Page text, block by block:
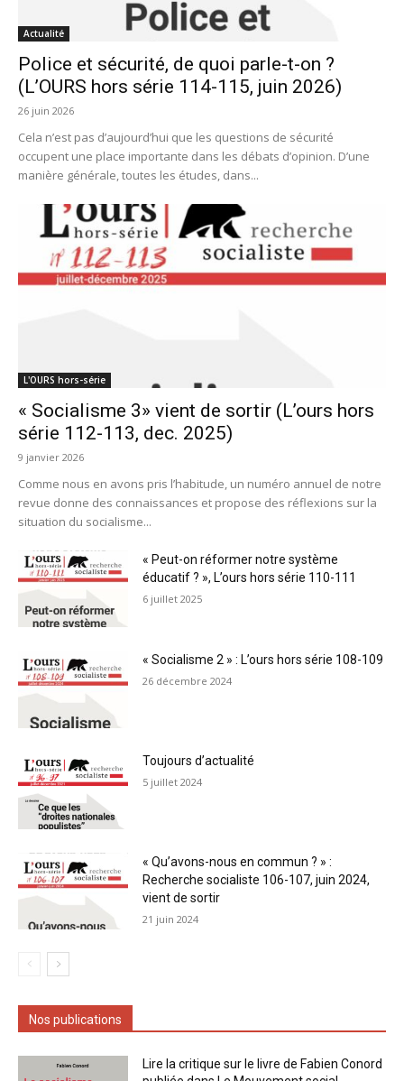
Actualité
Police et sécurité, de quoi parle-t-on ?
(L’OURS hors série 114-115, juin 2026)
26 juin 2026
Cela n’est pas d’aujourd’hui que les questions de sécurité
occupent une place importante dans les débats d’opinion. D’une
manière générale, toutes les études, dans...
L'OURS hors-série
« Socialisme 3» vient de sortir (L’ours hors
série 112-113, dec. 2025)
9 janvier 2026
Comme nous en avons pris l’habitude, un numéro annuel de notre
revue donne des connaissances et propose des réflexions sur la
situation du socialisme...
« Peut-on réformer notre système
éducatif ? », L’ours hors série 110-111
6 juillet 2025
« Socialisme 2 » : L’ours hors série 108-109
26 décembre 2024
Toujours d’actualité
5 juillet 2024
« Qu’avons-nous en commun ? » :
Recherche socialiste 106-107, juin 2024,
vient de sortir
21 juin 2024
Nos publications
Lire la critique sur le livre de Fabien Conord